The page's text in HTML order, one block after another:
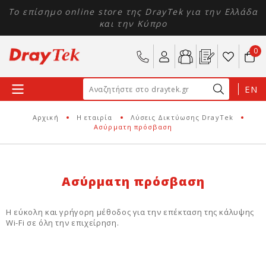
Το επίσημο online store της DrayTek για την Ελλάδα
και την Κύπρο
0
EN
Αρχική Η εταιρία
Λύσεις Δικτύωσης DrayTek
Ασύρματη πρόσβαση
Ασύρματη πρόσβαση
Η εύκολη και γρήγορη μέθοδος για την επέκταση της κάλυψης
Wi-Fi σε όλη την επιχείρηση.